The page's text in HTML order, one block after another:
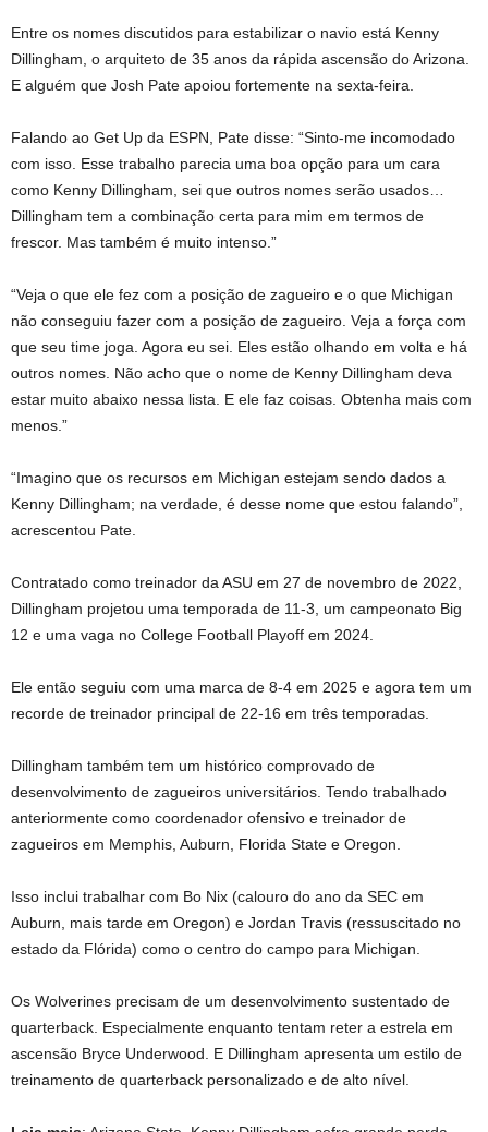
Entre os nomes discutidos para estabilizar o navio está Kenny
Dillingham, o arquiteto de 35 anos da rápida ascensão do Arizona.
E alguém que Josh Pate apoiou fortemente na sexta-feira.
Falando ao Get Up da ESPN, Pate disse: “Sinto-me incomodado
com isso. Esse trabalho parecia uma boa opção para um cara
como Kenny Dillingham, sei que outros nomes serão usados…
Dillingham tem a combinação certa para mim em termos de
frescor. Mas também é muito intenso.”
“Veja o que ele fez com a posição de zagueiro e o que Michigan
não conseguiu fazer com a posição de zagueiro. Veja a força com
que seu time joga. Agora eu sei. Eles estão olhando em volta e há
outros nomes. Não acho que o nome de Kenny Dillingham deva
estar muito abaixo nessa lista. E ele faz coisas. Obtenha mais com
menos.”
“Imagino que os recursos em Michigan estejam sendo dados a
Kenny Dillingham; na verdade, é desse nome que estou falando”,
acrescentou Pate.
Contratado como treinador da ASU em 27 de novembro de 2022,
Dillingham projetou uma temporada de 11-3, um campeonato Big
12 e uma vaga no College Football Playoff em 2024.
Ele então seguiu com uma marca de 8-4 em 2025 e agora tem um
recorde de treinador principal de 22-16 em três temporadas.
Dillingham também tem um histórico comprovado de
desenvolvimento de zagueiros universitários. Tendo trabalhado
anteriormente como coordenador ofensivo e treinador de
zagueiros em Memphis, Auburn, Florida State e Oregon.
Isso inclui trabalhar com Bo Nix (calouro do ano da SEC em
Auburn, mais tarde em Oregon) e Jordan Travis (ressuscitado no
estado da Flórida) como o centro do campo para Michigan.
Os Wolverines precisam de um desenvolvimento sustentado de
quarterback. Especialmente enquanto tentam reter a estrela em
ascensão Bryce Underwood. E Dillingham apresenta um estilo de
treinamento de quarterback personalizado e de alto nível.